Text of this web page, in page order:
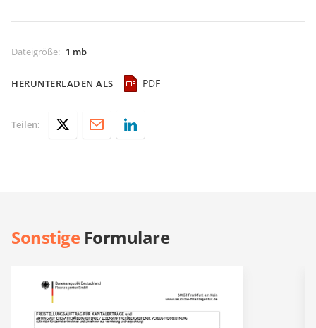
Dateigröße: 1 mb
HERUNTERLADEN ALS PDF
Teilen:
SonstigeFormulare